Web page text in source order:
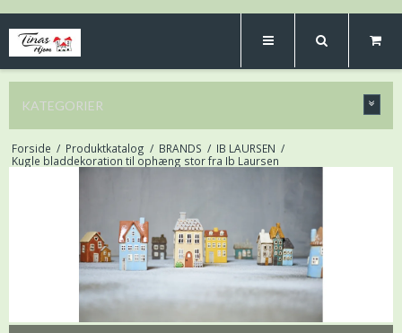
KATEGORIER
Forside / Produktkatalog / BRANDS / IB LAURSEN /
Kugle bladdekoration til ophæng stor fra Ib Laursen